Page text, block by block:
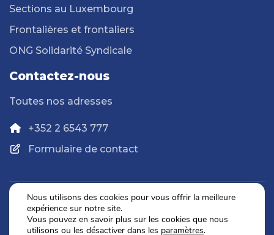
Sections au Luxembourg
Frontalières et frontaliers
ONG Solidarité Syndicale
Contactez-nous
Toutes nos adresses
+352 2 6543 777
Formulaire de contact
Politique de confidentialité
Mentions légales
Nous utilisons des cookies pour vous offrir la meilleure
expérience sur notre site.
Vous pouvez en savoir plus sur les cookies que nous
utilisons ou les désactiver dans les paramètres.